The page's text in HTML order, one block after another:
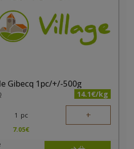
Gibecq 1pc/+/-500g
14.1€/kg
1 pc +
7.05€